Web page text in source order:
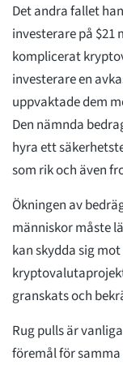
Det andra fallet
investerare på
komplicerat
investerare en
uppvaktade dem
Den nämnda
hyra ett
som rik och även
Ökningen av
människor måste
kan skydda sig
granskats och
Rug pulls är
föremål för